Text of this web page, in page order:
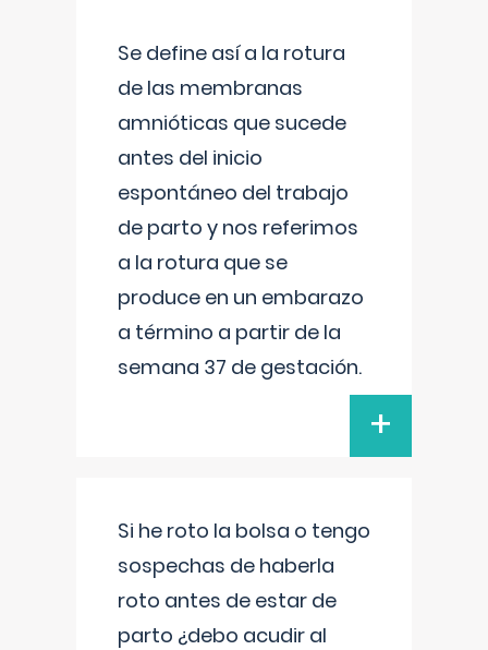
Se define así a la rotura
de las membranas
amnióticas que sucede
antes del inicio
espontáneo del trabajo
de parto y nos referimos
a la rotura que se
produce en un embarazo
a término a partir de la
semana 37 de gestación.
+
Si he roto la bolsa o tengo
sospechas de haberla
roto antes de estar de
parto ¿debo acudir al